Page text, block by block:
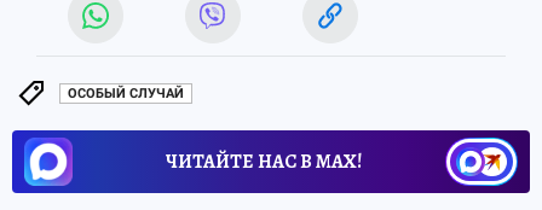
ОСОБЫЙ СЛУЧАЙ
ЧИТАЙТЕ НАС В МАХ!